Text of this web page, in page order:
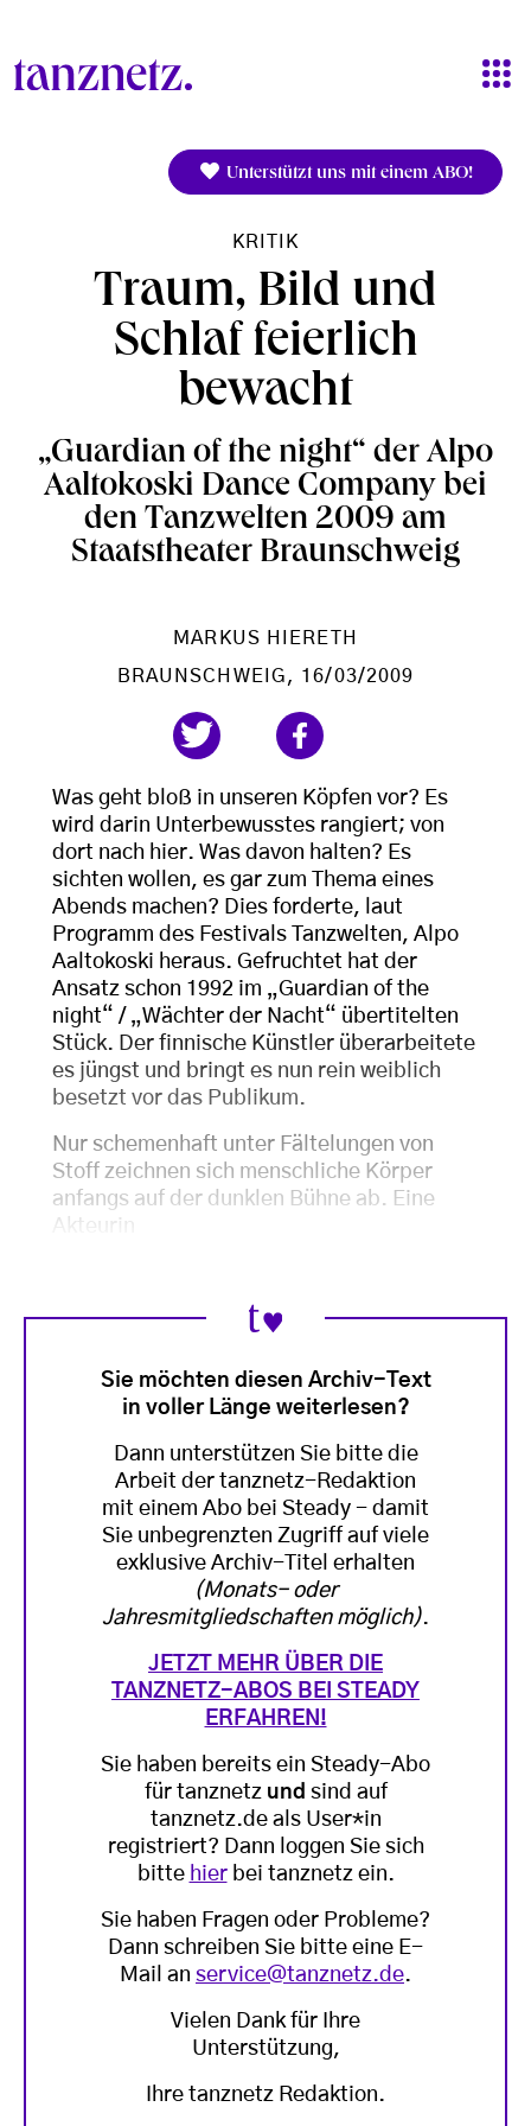
Unterstützt uns mit einem ABO!
KRITIK
Traum, Bild und
Schlaf feierlich
bewacht
„Guardian of the night“ der Alpo
Aaltokoski Dance Company bei
den Tanzwelten 2009 am
Staatstheater Braunschweig
MARKUS HIERETH
BRAUNSCHWEIG , 16/03/2009
Was geht bloß in unseren Köpfen vor? Es
wird darin Unterbewusstes rangiert; von
dort nach hier. Was davon halten? Es
sichten wollen, es gar zum Thema eines
Abends machen? Dies forderte, laut
Programm des Festivals Tanzwelten, Alpo
Aaltokoski heraus. Gefruchtet hat der
Ansatz schon 1992 im „Guardian of the
night“ / „Wächter der Nacht“ übertitelten
Stück. Der finnische Künstler überarbeitete
es jüngst und bringt es nun rein weiblich
besetzt vor das Publikum.
Nur schemenhaft unter Fältelungen von
Stoff zeichnen sich menschliche Körper
anfangs auf der dunklen Bühne ab. Eine
Akteurin
Sie möchten diesen Archiv-Text
in voller Länge weiterlesen?
Dann unterstützen Sie bitte die
Arbeit der tanznetz-Redaktion
mit einem Abo bei Steady - damit
Sie unbegrenzten Zugriff auf viele
exklusive Archiv-Titel erhalten
(Monats- oder
Jahresmitgliedschaften möglich).
JETZT MEHR ÜBER DIE
TANZNETZ-ABOS BEI STEADY
ERFAHREN!
Sie haben bereits ein Steady-Abo
für tanznetz und sind auf
tanznetz.de als User*in
registriert? Dann loggen Sie sich
bitte hierbei tanznetz ein.
Sie haben Fragen oder Probleme?
Dann schreiben Sie bitte eine E-
Mail an service@tanznetz.de.
Vielen Dank für Ihre
Unterstützung,
Ihre tanznetz Redaktion.